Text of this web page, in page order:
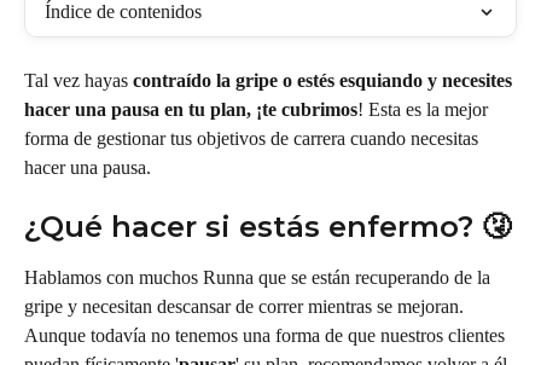
Índice de contenidos
Tal vez hayas contraído la gripe o estés esquiando y necesites
hacer una pausa en tu plan, ¡te cubrimos! Esta es la mejor
forma de gestionar tus objetivos de carrera cuando necesitas
hacer una pausa.
¿Qué hacer si estás enfermo? 🤧
Hablamos con muchos Runna que se están recuperando de la
gripe y necesitan descansar de correr mientras se mejoran.
Aunque todavía no tenemos una forma de que nuestros clientes